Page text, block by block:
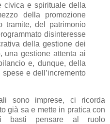
civica e spirituale della
della promozione
tramite, del patrimonio
disinteresse
della gestione dei
una gestione attenta ai
e, dunque, della
e dell’incremento
sono imprese, ci ricorda
già sa e mette in pratica con
basti pensare al ruolo